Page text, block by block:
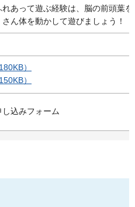
あって遊ぶ経験は、脳の前頭葉
ん体を動かして遊びましょう！
）
）
込みフォーム